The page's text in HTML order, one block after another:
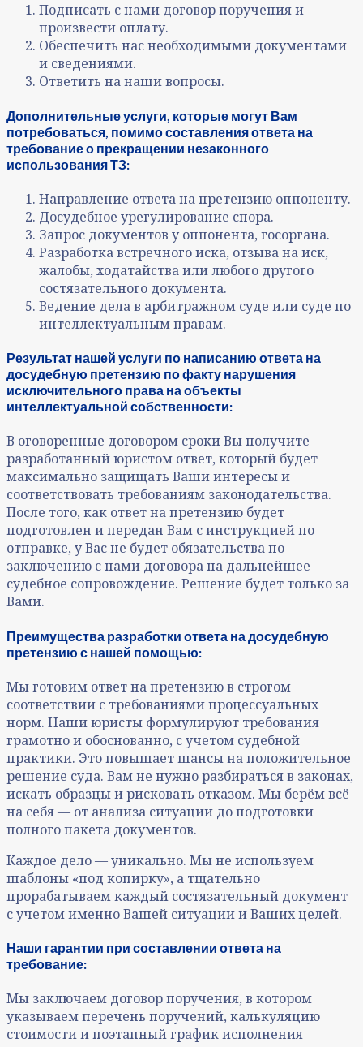
Подписать с нами договор поручения и
произвести оплату.
Обеспечить нас необходимыми документами
и сведениями.
Ответить на наши вопросы.
Дополнительные услуги, которые могут Вам
потребоваться, помимо составления ответа на
требование о прекращении незаконного
использования ТЗ:
Направление ответа на претензию оппоненту.
Досудебное урегулирование спора.
Запрос документов у оппонента, госоргана.
Разработка встречного иска, отзыва на иск,
жалобы, ходатайства или любого другого
состязательного документа.
Ведение дела в арбитражном суде или суде по
интеллектуальным правам.
Результат нашей услуги по написанию ответа на
досудебную претензию по факту нарушения
исключительного права на объекты
интеллектуальной собственности:
В оговоренные договором сроки Вы получите
разработанный юристом ответ, который будет
максимально защищать Ваши интересы и
соответствовать требованиям законодательства.
После того, как ответ на претензию будет
подготовлен и передан Вам с инструкцией по
отправке, у Вас не будет обязательства по
заключению с нами договора на дальнейшее
судебное сопровождение. Решение будет только за
Вами.
Преимущества разработки ответа на досудебную
претензию с нашей помощью:
Мы готовим ответ на претензию в строгом
соответствии с требованиями процессуальных
норм. Наши юристы формулируют требования
грамотно и обоснованно, с учетом судебной
практики. Это повышает шансы на положительное
решение суда. Вам не нужно разбираться в законах,
искать образцы и рисковать отказом. Мы берём всё
на себя — от анализа ситуации до подготовки
полного пакета документов.
Каждое дело — уникально. Мы не используем
шаблоны «под копирку», а тщательно
прорабатываем каждый состязательный документ
с учетом именно Вашей ситуации и Ваших целей.
Наши гарантии при составлении ответа на
требование:
Мы заключаем договор поручения, в котором
указываем перечень поручений, калькуляцию
стоимости и поэтапный график исполнения